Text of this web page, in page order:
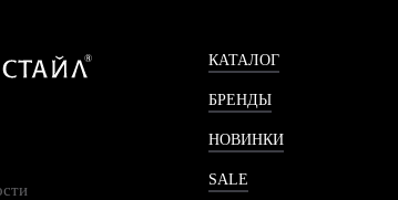
КАТАЛОГ
БРЕНДЫ
НОВИНКИ
SALE